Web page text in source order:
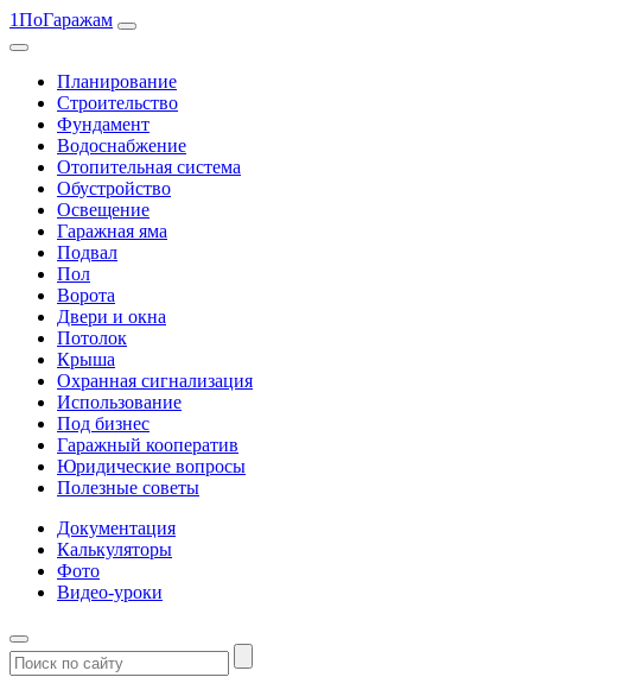
1ПоГаражам
Планирование
Строительство
Фундамент
Водоснабжение
Отопительная система
Обустройство
Освещение
Гаражная яма
Подвал
Пол
Ворота
Двери и окна
Потолок
Крыша
Охранная сигнализация
Использование
Под бизнес
Гаражный кооператив
Юридические вопросы
Полезные советы
Документация
Калькуляторы
Фото
Видео-уроки